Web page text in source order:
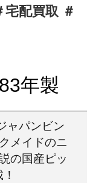
宅配買取 ＃
年製
ャパンビン
メイドのニ
の国産ピッ